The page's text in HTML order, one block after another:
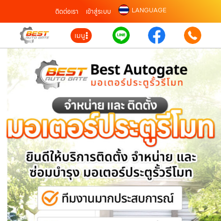
ติดต่อเรา เข้าสู่ระบบ LANGUAGE
เมนู